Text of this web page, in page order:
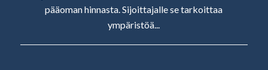
pääoman hinnasta. Sijoittajalle se tarkoittaa
ympäristöä...